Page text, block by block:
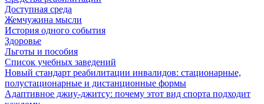
Доступная среда
Жемчужина мысли
История одного события
Здоровье
Льготы и пособия
Список учебных заведений
Новый стандарт реабилитации инвалидов: стационарные,
полустационарные и дистанционные формы
Адаптивное джиу-джитсу: почему этот вид спорта подходит